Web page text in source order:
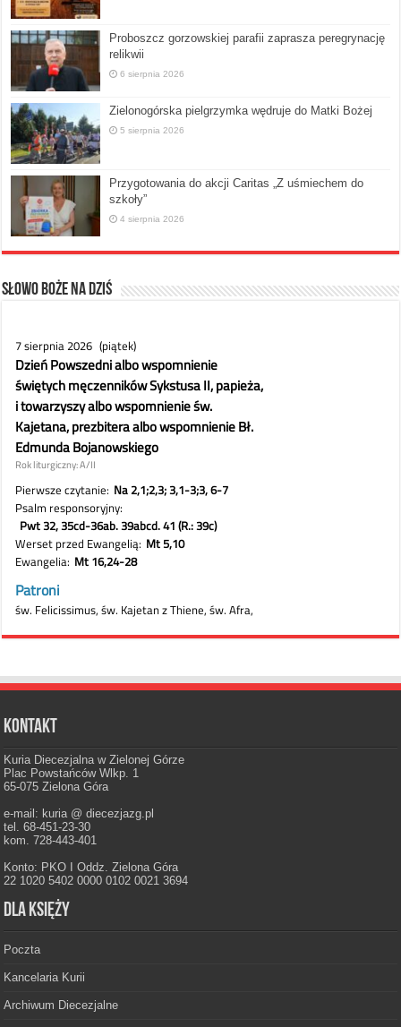
Proboszcz gorzowskiej parafii zaprasza peregrynację
relikwii
6 sierpnia 2026
Zielonogórska pielgrzymka wędruje do Matki Bożej
5 sierpnia 2026
Przygotowania do akcji Caritas „Z uśmiechem do
szkoły”
4 sierpnia 2026
Słowo Boże na dziś
Kontakt
Kuria Diecezjalna w Zielonej Górze
Plac Powstańców Wlkp. 1
65-075 Zielona Góra
e-mail: kuria @ diecezjazg.pl
tel. 68-451-23-30
kom. 728-443-401
Konto: PKO I Oddz. Zielona Góra
22 1020 5402 0000 0102 0021 3694
Dla księży
Poczta
Kancelaria Kurii
Archiwum Diecezjalne